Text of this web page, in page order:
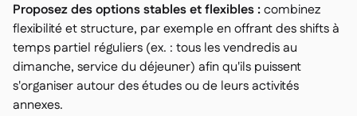
Proposez des options stables et flexibles :combinez
flexibilité et structure, par exemple en offrant des shifts à
temps partiel réguliers (ex. : tous les vendredis au
dimanche, service du déjeuner) afin qu'ils puissent
s'organiser autour des études ou de leurs activités
annexes.